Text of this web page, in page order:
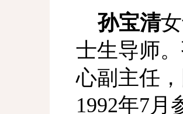
孙宝清
士生导师
心副主任
1992年7月